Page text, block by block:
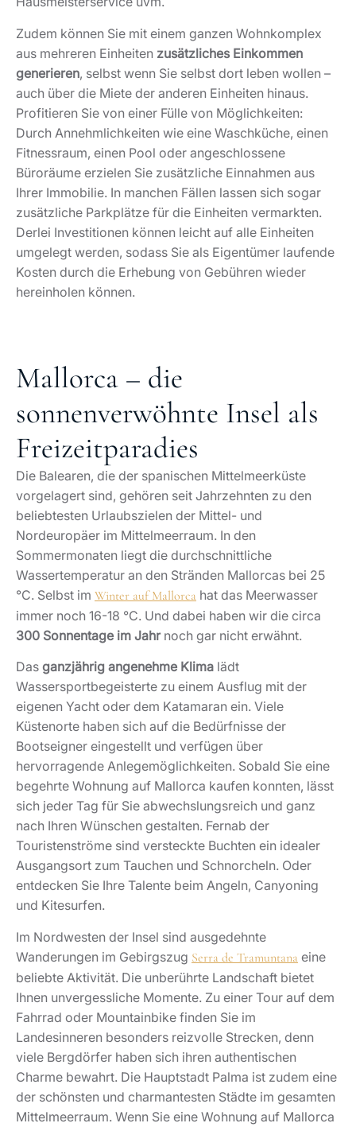
Zudem können Sie mit einem ganzen Wohnkomplex
aus mehreren Einheiten zusätzliches Einkommen
generieren, selbst wenn Sie selbst dort leben wollen –
auch über die Miete der anderen Einheiten hinaus.
Profitieren Sie von einer Fülle von Möglichkeiten:
Durch Annehmlichkeiten wie eine Waschküche, einen
Fitnessraum, einen Pool oder angeschlossene
Büroräume erzielen Sie zusätzliche Einnahmen aus
Ihrer Immobilie. In manchen Fällen lassen sich sogar
zusätzliche Parkplätze für die Einheiten vermarkten.
Derlei Investitionen können leicht auf alle Einheiten
umgelegt werden, sodass Sie als Eigentümer laufende
Kosten durch die Erhebung von Gebühren wieder
hereinholen können.
Mallorca – die
sonnenverwöhnte Insel als
Freizeitparadies
Die Balearen, die der spanischen Mittelmeerküste
vorgelagert sind, gehören seit Jahrzehnten zu den
beliebtesten Urlaubszielen der Mittel- und
Nordeuropäer im Mittelmeerraum. In den
Sommermonaten liegt die durchschnittliche
Wassertemperatur an den Stränden Mallorcas bei 25
°C. Selbst im Winter auf Mallorca hat das Meerwasser
immer noch 16-18 °C. Und dabei haben wir die circa
300 Sonnentage im Jahrnoch gar nicht erwähnt.
Das ganzjährig angenehme Klima lädt
Wassersportbegeisterte zu einem Ausflug mit der
eigenen Yacht oder dem Katamaran ein. Viele
Küstenorte haben sich auf die Bedürfnisse der
Bootseigner eingestellt und verfügen über
hervorragende Anlegemöglichkeiten. Sobald Sie eine
begehrte Wohnung auf Mallorca kaufen konnten, lässt
sich jeder Tag für Sie abwechslungsreich und ganz
nach Ihren Wünschen gestalten. Fernab der
Touristenströme sind versteckte Buchten ein idealer
Ausgangsort zum Tauchen und Schnorcheln. Oder
entdecken Sie Ihre Talente beim Angeln, Canyoning
und Kitesurfen.
Im Nordwesten der Insel sind ausgedehnte
Wanderungen im Gebirgszug Serra de Tramuntana eine
beliebte Aktivität. Die unberührte Landschaft bietet
Ihnen unvergessliche Momente. Zu einer Tour auf dem
Fahrrad oder Mountainbike finden Sie im
Landesinneren besonders reizvolle Strecken, denn
viele Bergdörfer haben sich ihren authentischen
Charme bewahrt. Die Hauptstadt Palma ist zudem eine
der schönsten und charmantesten Städte im gesamten
Mittelmeerraum. Wenn Sie eine Wohnung auf Mallorca